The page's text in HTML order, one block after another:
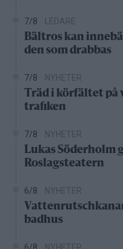
7/8 LEDARE
Bältros kan
den som drabbas
7/8 NYHETER
Träd i körfältet på
trafiken
7/8 NYHETER
Lukas Söderholm
Roslagsteatern
6/8 NYHETER
badhus
6/8 NYHETER